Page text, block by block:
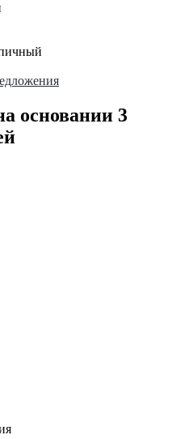
основании 3